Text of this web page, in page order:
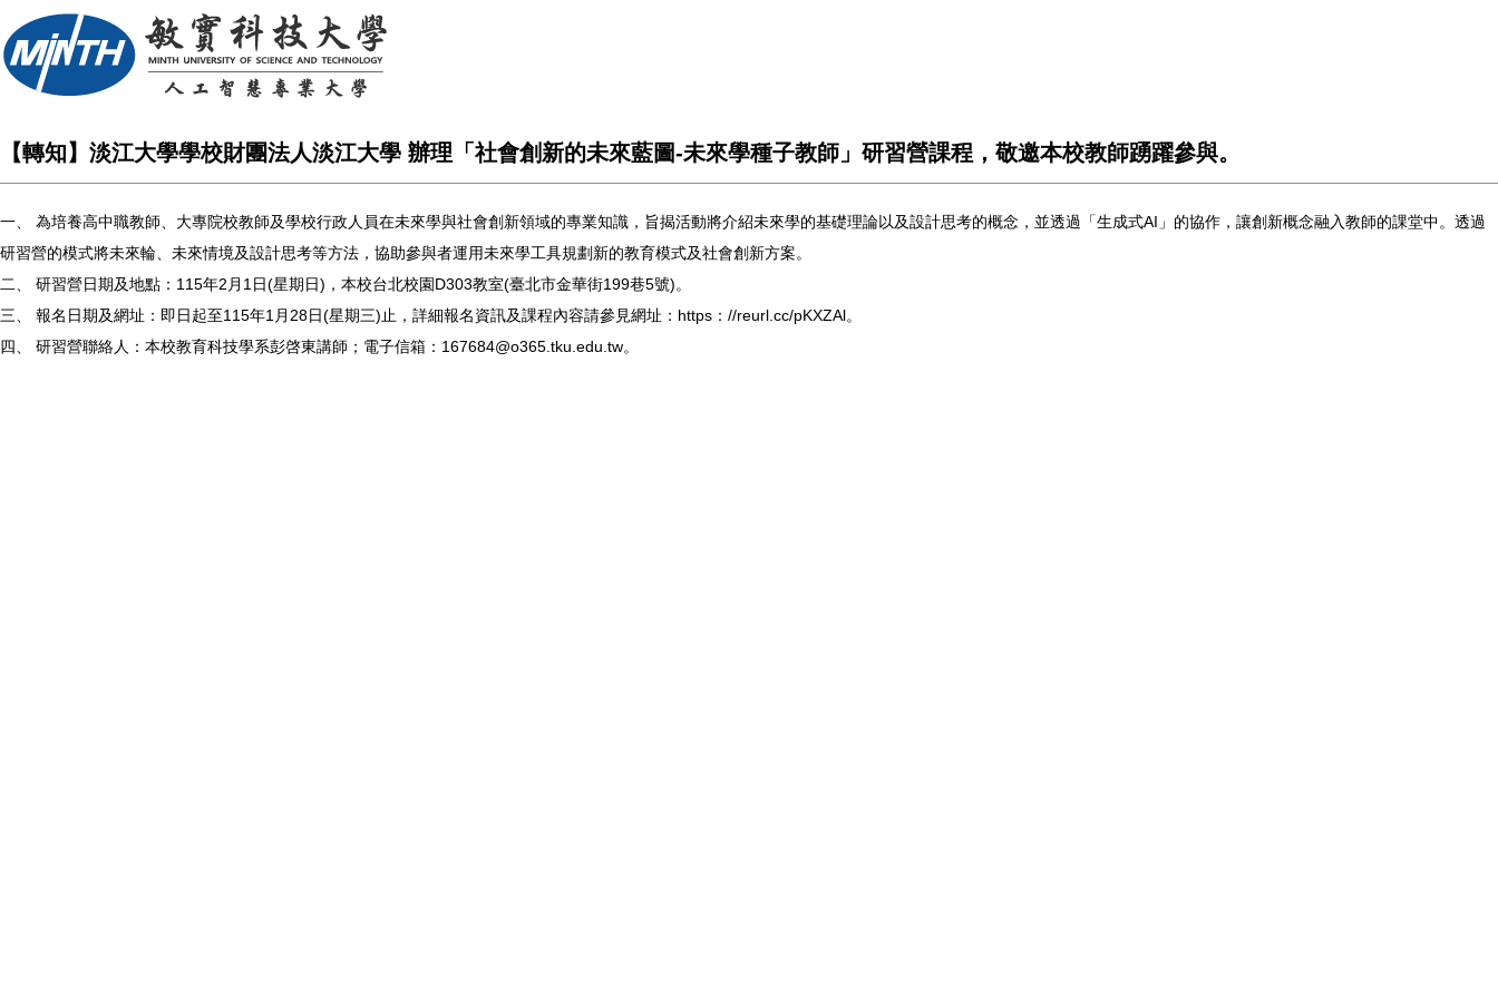
【轉知】淡江大學學校財團法人淡江大學 辦理「社會創新的未來藍圖-未來學種子教師」研習營課程，敬邀本校教師踴躍參與。
一、 為培養高中職教師、大專院校教師及學校行政人員在未來學與社會創新領域的專業知識，旨揭活動將介紹未來學的基礎理論以及設計思考的概念，並透過「生成式AI」的協作，讓創新概念融入教師的課堂中。透過
研習營的模式將未來輪、未來情境及設計思考等方法，協助參與者運用未來學工具規劃新的教育模式及社會創新方案。
二、 研習營日期及地點：115年2月1日(星期日)，本校台北校園D303教室(臺北市金華街199巷5號)。
三、 報名日期及網址：即日起至115年1月28日(星期三)止，詳細報名資訊及課程內容請參見網址：https：//reurl.cc/pKXZAl。
四、 研習營聯絡人：本校教育科技學系彭啓東講師；電子信箱：167684@o365.tku.edu.tw。